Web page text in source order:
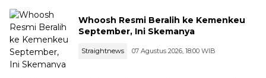
Whoosh Resmi Beralih ke Kemenkeu
September, Ini Skemanya
Straightnews 07 Agustus 2026, 18:00 WIB